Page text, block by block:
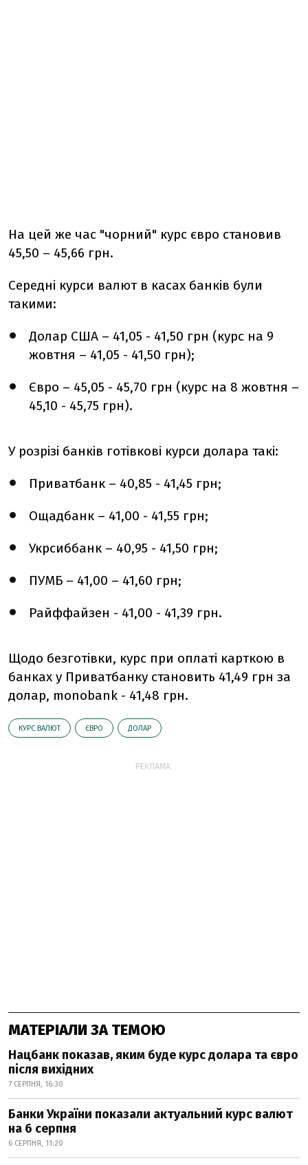
На цей же час "чорний" курс євро становив
45,50 – 45,66 грн.
Середні курси валют в касах банків були
такими:
Долар США – 41,05 - 41,50 грн (курс на 9
жовтня – 41,05 - 41,50 грн);
Євро – 45,05 - 45,70 грн (курс на 8 жовтня –
45,10 - 45,75 грн).
У розрізі банків готівкові курси долара такі:
Приватбанк – 40,85 - 41,45 грн;
Ощадбанк – 41,00 - 41,55 грн;
Укрсиббанк – 40,95 - 41,50 грн;
ПУМБ – 41,00 – 41,60 грн;
Райффайзен - 41,00 - 41,39 грн.
Щодо безготівки, курс при оплаті карткою в
банках у Приватбанку становить 41,49 грн за
долар, monobank - 41,48 грн.
КУРС ВАЛЮТ ЄВРО ДОЛАР
РЕКЛАМА:
МАТЕРІАЛИ ЗА ТЕМОЮ
Нацбанк показав, яким буде курс долара та євро
після вихідних
7 СЕРПНЯ, 16:30
Банки України показали актуальний курс валют
на 6 серпня
6 СЕРПНЯ, 11:20